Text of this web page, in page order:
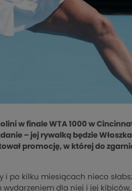
w finale WTA 1000 w
– jej rywalką będzie
promocję, w której do
i po kilku miesiącach nieco
dla niej i jej